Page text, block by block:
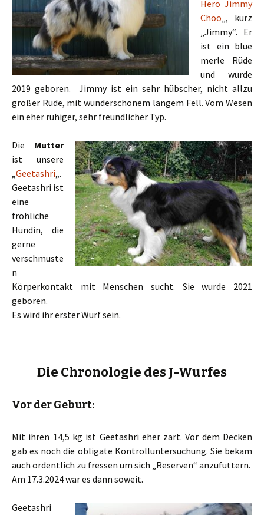
Hero Jimmy
Choo„, kurz
„Jimmy“. Er
ist ein blue
merle Rüde
und wurde
2019 geboren. Jimmy ist ein sehr hübscher, nicht allzu
großer Rüde, mit wunderschönem langem Fell. Vom Wesen
ein eher ruhiger, sehr freundlicher Typ.
Die Mutter
ist unsere
„Geetashri„.
Geetashri ist
eine
fröhliche
Hündin, die
gerne
verschmuste
n
Körperkontakt mit Menschen sucht. Sie wurde 2021
geboren.
Es wird ihr erster Wurf sein.
Die Chronologie des J-Wurfes
Vor der Geburt:
Mit ihren 14,5 kg ist Geetashri eher zart. Vor dem Decken
gab es noch die obligate Kontrolluntersuchung. Sie bekam
auch ordentlich zu fressen um sich „Reserven“ anzufuttern.
Am 17.3.2024 war es dann soweit.
Geetashri